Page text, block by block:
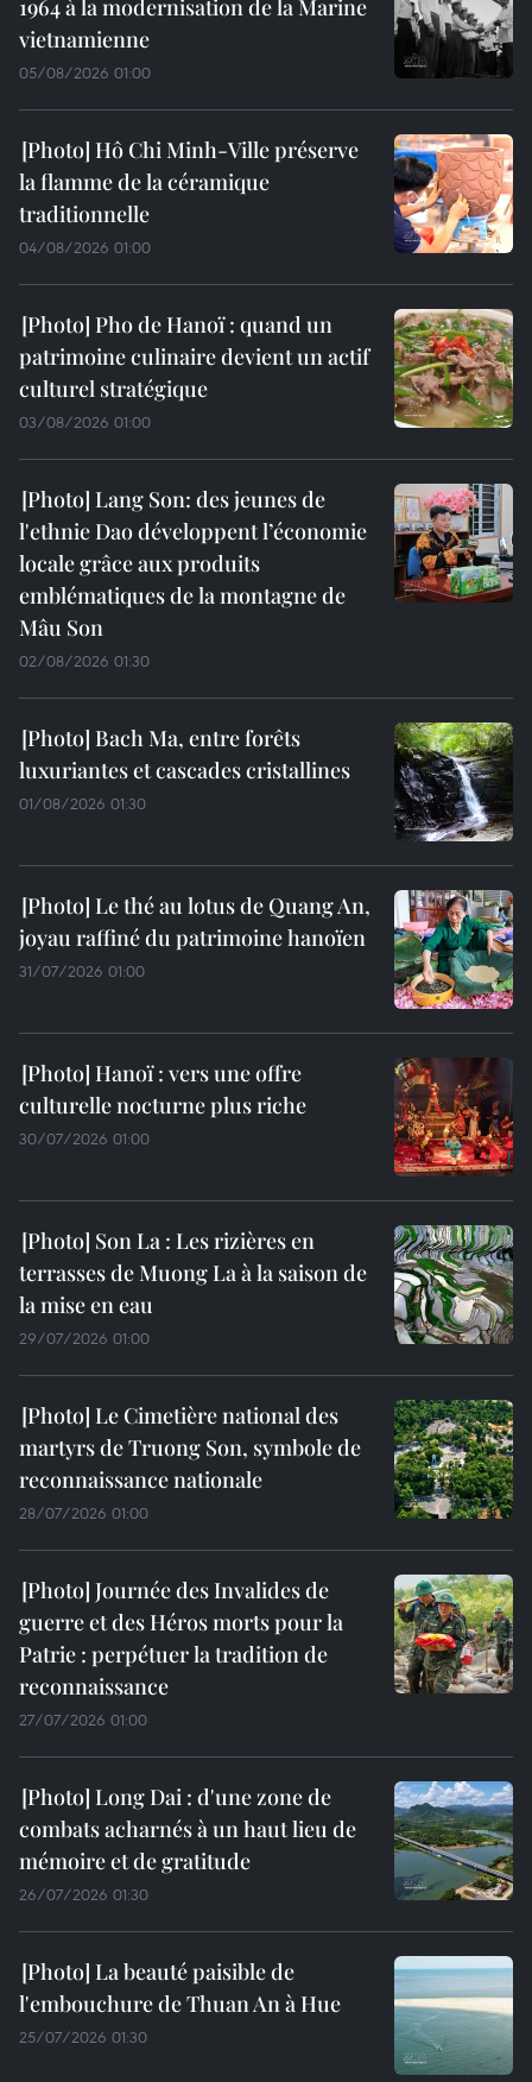
1964 à la modernisation de la Marine
vietnamienne
05/08/2026 01:00
Hô Chi Minh-Ville préserve
la flamme de la céramique
traditionnelle
04/08/2026 01:00
Pho de Hanoï : quand un
patrimoine culinaire devient un actif
culturel stratégique
03/08/2026 01:00
Lang Son: des jeunes de
l'ethnie Dao développent l’économie
locale grâce aux produits
emblématiques de la montagne de
Mâu Son
02/08/2026 01:30
Bach Ma, entre forêts
luxuriantes et cascades cristallines
01/08/2026 01:30
Le thé au lotus de Quang An,
joyau raffiné du patrimoine hanoïen
31/07/2026 01:00
Hanoï : vers une offre
culturelle nocturne plus riche
30/07/2026 01:00
Son La : Les rizières en
terrasses de Muong La à la saison de
la mise en eau
29/07/2026 01:00
Le Cimetière national des
martyrs de Truong Son, symbole de
reconnaissance nationale
28/07/2026 01:00
Journée des Invalides de
guerre et des Héros morts pour la
Patrie : perpétuer la tradition de
reconnaissance
27/07/2026 01:00
Long Dai : d'une zone de
combats acharnés à un haut lieu de
mémoire et de gratitude
26/07/2026 01:30
La beauté paisible de
l'embouchure de Thuan An à Hue
25/07/2026 01:30